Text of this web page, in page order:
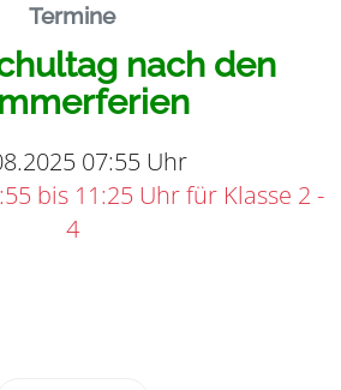
Termine
nach den
07:55 Uhr
bis 11:25 Uhr für Klasse 2 -
4